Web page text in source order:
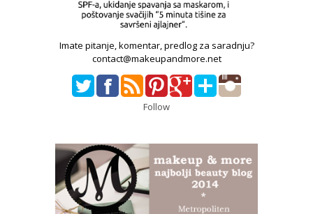
Imate pitanje, komentar, predlog za saradnju?
contact@makeupandmore.net
Follow